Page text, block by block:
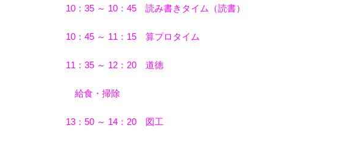
10：35 ～ 10：45 読み書きタイム（読書）
10：45 ～ 11：15 算プロタイム
11：35 ～ 12：20 道徳
給食・掃除
13：50 ～ 14：20 図工